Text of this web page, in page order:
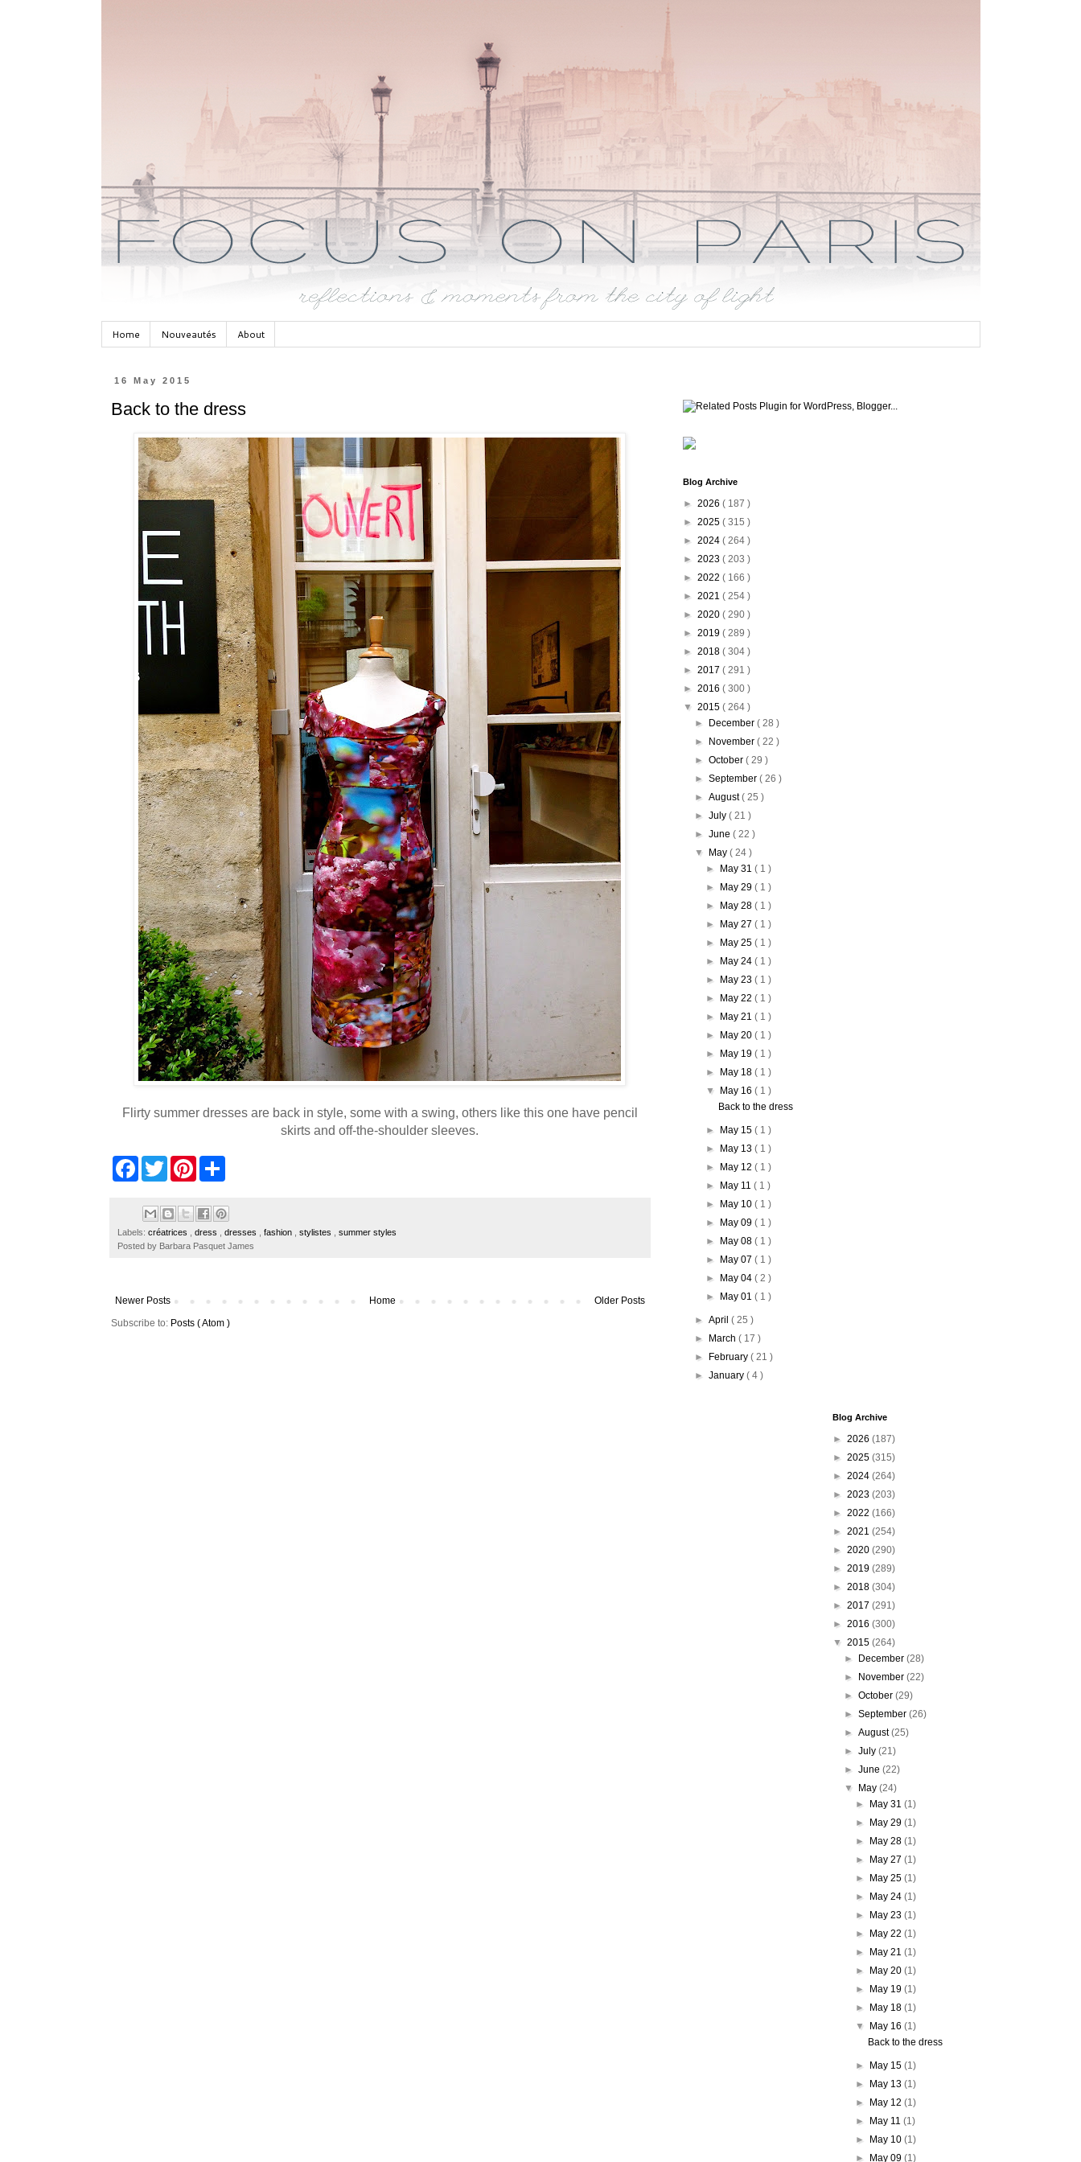
Home Nouveautés About
16 May 2015
Back to the dress
Flirty summer dresses are back in style, some with a swing, others like this one have pencil
skirts and off-the-shoulder sleeves.
o
k
w
t
e
r
s
e
Labels: créatrices , dress , dresses , fashion , stylistes , summer styles
Posted by Barbara Pasquet James
Newer Posts Older Posts
Home
Subscribe to: Posts ( Atom )
Blog Archive
► 2026 ( 187 )
► 2025 ( 315 )
► 2024 ( 264 )
► 2023 ( 203 )
► 2022 ( 166 )
► 2021 ( 254 )
► 2020 ( 290 )
► 2019 ( 289 )
► 2018 ( 304 )
► 2017 ( 291 )
► 2016 ( 300 )
▼ 2015 ( 264 )
►
December ( 28 )
►
November ( 22 )
► October ( 29 )
► September ( 26 )
► August( 25 )
► July ( 21 )
► June ( 22 )
▼
May ( 24 )
►
May 31( 1 )
►
May 29( 1 )
►
May 28( 1 )
►
May 27( 1 )
►
May 25( 1 )
►
May 24( 1 )
►
May 23( 1 )
►
May 22( 1 )
►
May 21( 1 )
►
May 20( 1 )
►
May 19( 1 )
►
May 18( 1 )
▼
May 16( 1 )
Back to the dress
► May 15( 1 )
►
May 13( 1 )
►
May 12( 1 )
►
May 11( 1 )
►
May 10( 1 )
►
May 09( 1 )
►
May 08( 1 )
►
May 07( 1 )
►
May 04( 2 )
►
May 01( 1 )
► April ( 25 )
►
March ( 17 )
►
February ( 21 )
► January ( 4 )
Blog Archive
► 2026 (187)
► 2025 (315)
► 2024 (264)
► 2023 (203)
► 2022 (166)
► 2021 (254)
► 2020 (290)
► 2019 (289)
► 2018 (304)
► 2017 (291)
► 2016 (300)
▼ 2015 (264)
►
December (28)
►
November (22)
► October (29)
► September (26)
► August(25)
► July (21)
► June (22)
▼
May (24)
►
May 31(1)
►
May 29(1)
►
May 28(1)
►
May 27(1)
►
May 25(1)
►
May 24(1)
►
May 23(1)
►
May 22(1)
►
May 21(1)
►
May 20(1)
►
May 19(1)
►
May 18(1)
▼
May 16(1)
Back to the dress
► May 15(1)
►
May 13(1)
►
May 12(1)
►
May 11(1)
►
May 10(1)
►
May 09(1)